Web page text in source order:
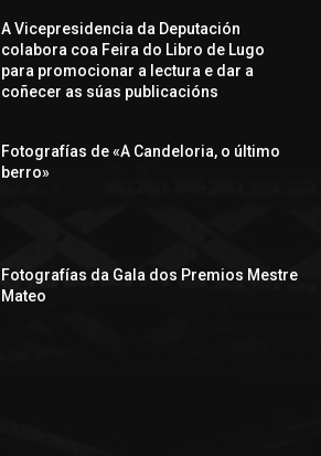
A Vicepresidencia da Deputación
colabora coa Feira do Libro de Lugo
para promocionar a lectura e dar a
coñecer as súas publicacións
Fotografías de «A Candeloria, o último
berro»
Fotografías da Gala dos Premios Mestre
Mateo